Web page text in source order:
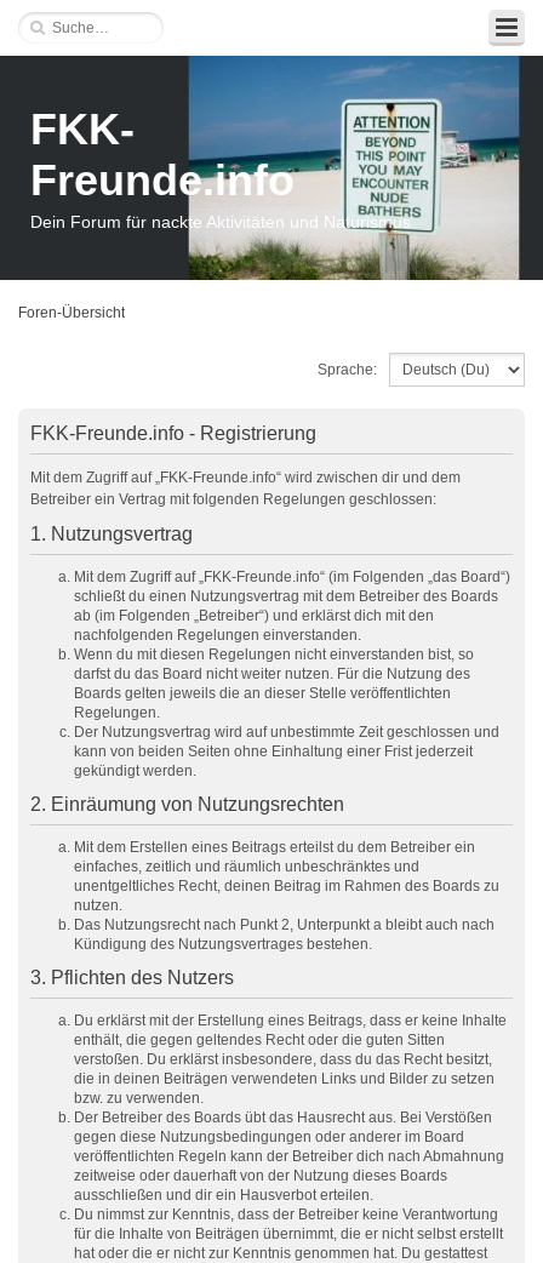
FKK-
Freunde.info
Dein Forum für nackte Aktivitäten und Naturismus
Foren-Übersicht
Sprache:
FKK-Freunde.info - Registrierung
Mit dem Zugriff auf „FKK-Freunde.info“ wird zwischen dir und dem
Betreiber ein Vertrag mit folgenden Regelungen geschlossen:
1. Nutzungsvertrag
Mit dem Zugriff auf „FKK-Freunde.info“ (im Folgenden „das Board“)
schließt du einen Nutzungsvertrag mit dem Betreiber des Boards
ab (im Folgenden „Betreiber“) und erklärst dich mit den
nachfolgenden Regelungen einverstanden.
Wenn du mit diesen Regelungen nicht einverstanden bist, so
darfst du das Board nicht weiter nutzen. Für die Nutzung des
Boards gelten jeweils die an dieser Stelle veröffentlichten
Regelungen.
Der Nutzungsvertrag wird auf unbestimmte Zeit geschlossen und
kann von beiden Seiten ohne Einhaltung einer Frist jederzeit
gekündigt werden.
2. Einräumung von Nutzungsrechten
Mit dem Erstellen eines Beitrags erteilst du dem Betreiber ein
einfaches, zeitlich und räumlich unbeschränktes und
unentgeltliches Recht, deinen Beitrag im Rahmen des Boards zu
nutzen.
Das Nutzungsrecht nach Punkt 2, Unterpunkt a bleibt auch nach
Kündigung des Nutzungsvertrages bestehen.
3. Pflichten des Nutzers
Du erklärst mit der Erstellung eines Beitrags, dass er keine Inhalte
enthält, die gegen geltendes Recht oder die guten Sitten
verstoßen. Du erklärst insbesondere, dass du das Recht besitzt,
die in deinen Beiträgen verwendeten Links und Bilder zu setzen
bzw. zu verwenden.
Der Betreiber des Boards übt das Hausrecht aus. Bei Verstößen
gegen diese Nutzungsbedingungen oder anderer im Board
veröffentlichten Regeln kann der Betreiber dich nach Abmahnung
zeitweise oder dauerhaft von der Nutzung dieses Boards
ausschließen und dir ein Hausverbot erteilen.
Du nimmst zur Kenntnis, dass der Betreiber keine Verantwortung
für die Inhalte von Beiträgen übernimmt, die er nicht selbst erstellt
hat oder die er nicht zur Kenntnis genommen hat. Du gestattest